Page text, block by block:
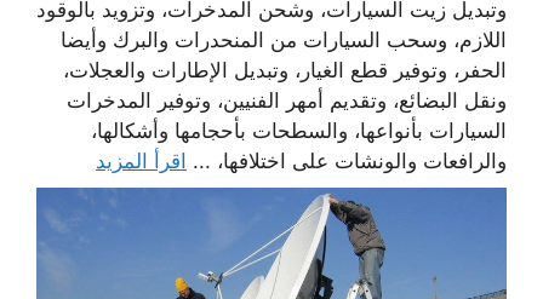
وتبديل زيت السيارات، وشحن المدخرات، وتزويد بالوقود
اللازم، وسحب السيارات من المنحدرات والبرك وأيضا
الحفر، وتوفير قطع الغيار، وتبديل الإطارات والعجلات،
ونقل البضائع، وتقديم أمهر الفنيين، وتوفير المدخرات
السيارات بأنواعها، والسطحات بأحجامها وأشكالها،
والرافعات والونشات على اختلافها، ... اقرأ المزيد